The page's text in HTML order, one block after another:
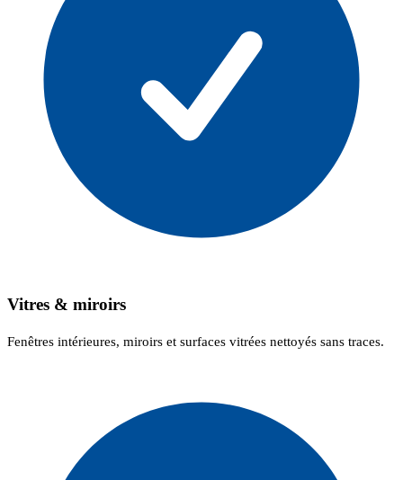
Vitres & miroirs
Fenêtres intérieures, miroirs et surfaces vitrées nettoyés sans traces.